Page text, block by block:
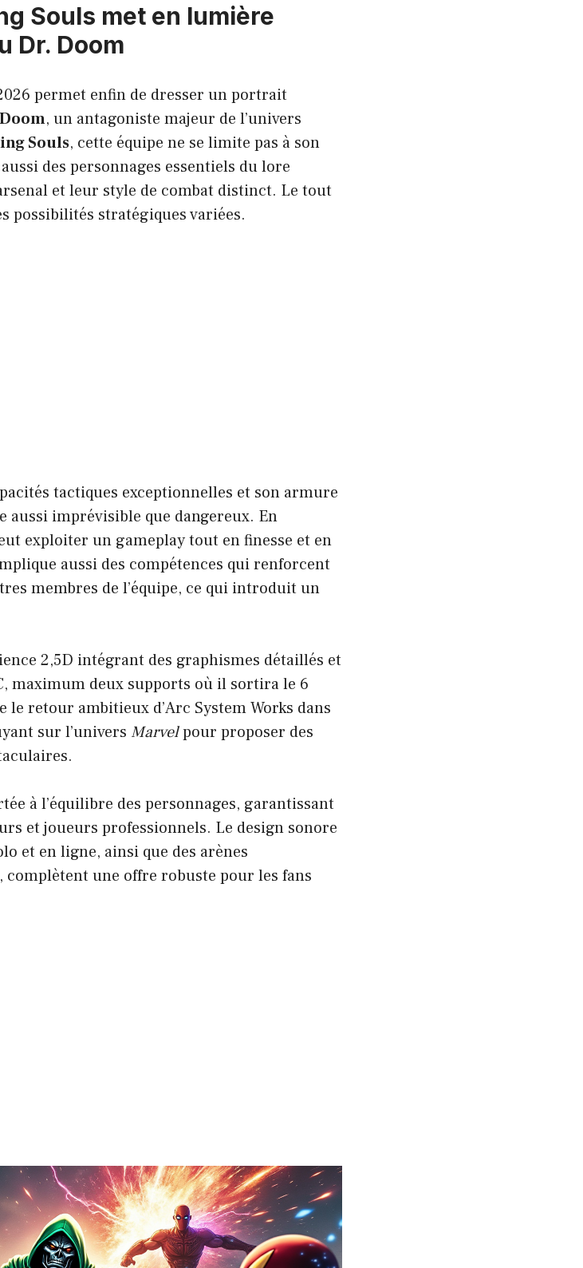
Souls met en lumière
Dr. Doom
permet enfin de dresser un portrait
, un antagoniste majeur de l’univers
Souls, cette équipe ne se limite pas à son
des personnages essentiels du lore
et leur style de combat distinct. Le tout
possibilités stratégiques variées.
tactiques exceptionnelles et son armure
imprévisible que dangereux. En
exploiter un gameplay tout en finesse et en
aussi des compétences qui renforcent
membres de l’équipe, ce qui introduit un
2,5D intégrant des graphismes détaillés et
maximum deux supports où il sortira le 6
retour ambitieux d’Arc System Works dans
sur l’univers Marvelpour proposer des
à l’équilibre des personnages, garantissant
et joueurs professionnels. Le design sonore
et en ligne, ainsi que des arènes
complètent une offre robuste pour les fans